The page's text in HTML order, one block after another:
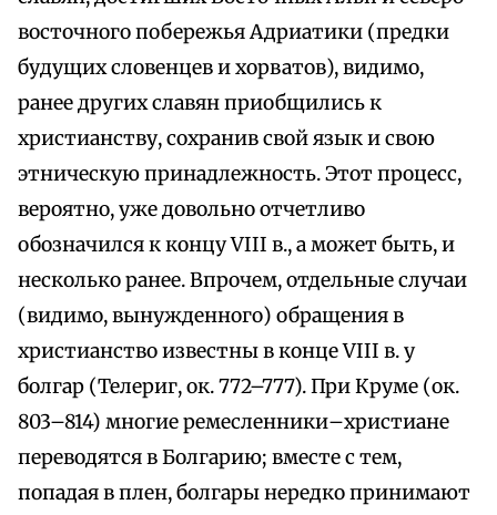
восточного побережья Адриатики (предки
будущих словенцев и хорватов), видимо,
ранее других славян приобщились к
христианству, сохранив свой язык и свою
этническую принадлежность. Этот процесс,
вероятно, уже довольно отчетливо
обозначился к концу VIII в., а может быть, и
несколько ранее. Впрочем, отдельные случаи
(видимо, вынужденного) обращения в
христианство известны в конце VIII в. у
болгар (Телериг, ок. 772–777). При Круме (ок.
803–814) многие ремесленники–христиане
переводятся в Болгарию; вместе с тем,
попадая в плен, болгары нередко принимают